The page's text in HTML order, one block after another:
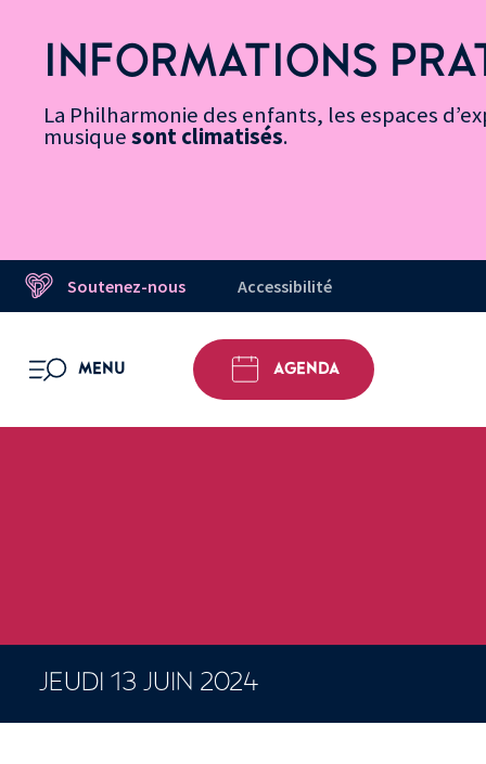
Accessibilité
rapides
contenuMessage d’information
INFORMATIONS
La Philharmonie des enfants, les espaces
musiquesont climatisés.
Soutenez-nous Accessibilité
MENU
OUVRIR LE MENU AGENDA
JEUDI 13 JUIN 2024